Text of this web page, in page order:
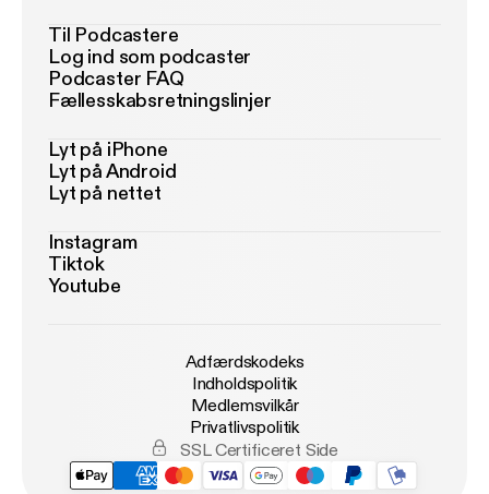
Til Podcastere
Log ind som podcaster
Podcaster FAQ
Fællesskabsretningslinjer
Lyt på iPhone
Lyt på Android
Lyt på nettet
Instagram
Tiktok
Youtube
Adfærdskodeks
Indholdspolitik
Medlemsvilkår
Privatlivspolitik
SSL Certificeret Side